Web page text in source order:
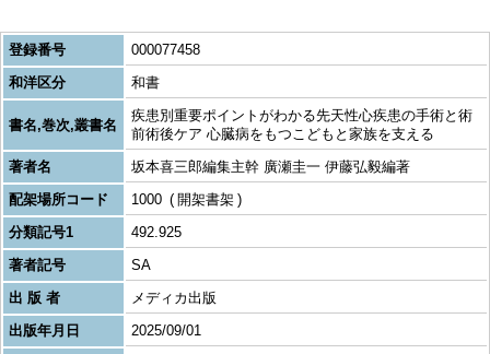
登録番号
000077458
和洋区分
和書
書名,巻次,叢書名
疾患別重要ポイントがわかる先天性心疾患の手術と術
前術後ケア 心臓病をもつこどもと家族を支える
著者名
坂本喜三郎編集主幹 廣瀬圭一 伊藤弘毅編著
配架場所コード
1000
開架書架
分類記号1
492.925
著者記号
SA
出 版 者
メディカ出版
出版年月日
2025/09/01